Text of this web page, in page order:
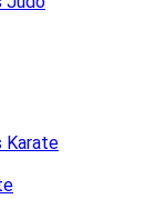
Karate